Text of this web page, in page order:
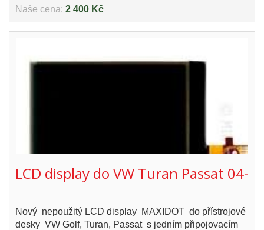
Naše cena: 2 400 Kč
LCD display do VW Turan Passat 04-
Nový nepoužitý LCD display MAXIDOT do přístrojové
desky VW Golf, Turan, Passat s jedním připojovacím